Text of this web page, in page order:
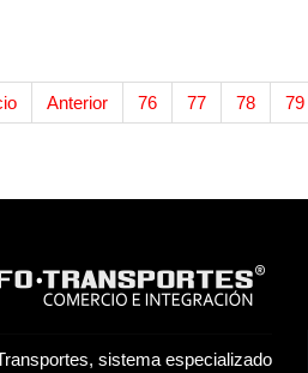
Anterior 76 77 78 79
sistema especializado
impulsa
Toyota GR Yaris Aero
21 JUL 2026